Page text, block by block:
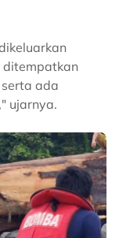
ditempatkan
ada
ujarnya.